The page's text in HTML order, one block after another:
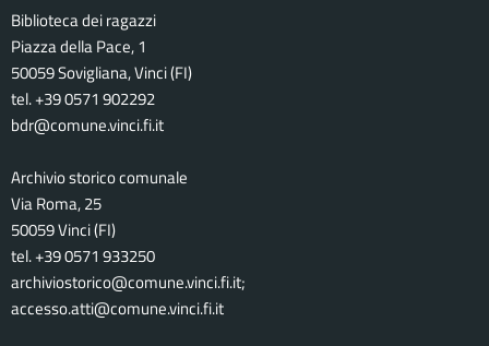
Biblioteca dei ragazzi
Piazza della Pace, 1
50059 Sovigliana, Vinci (FI)
tel. +39 0571 902292
bdr@comune.vinci.fi.it
Archivio storico comunale
Via Roma, 25
50059 Vinci (FI)
tel. +39 0571 933250
archiviostorico@comune.vinci.fi.it;
accesso.atti@comune.vinci.fi.it